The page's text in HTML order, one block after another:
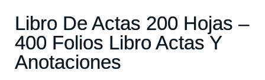
Libro De Actas 200 Hojas –
400 Folios Libro Actas Y
Anotaciones